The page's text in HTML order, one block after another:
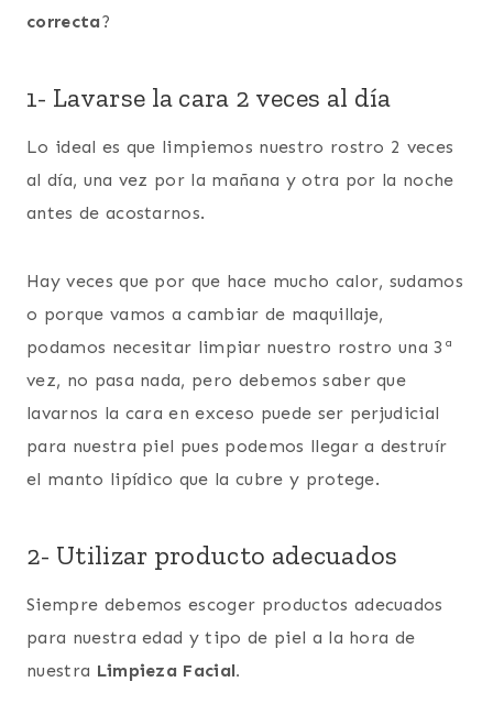
correcta?
1- Lavarse la cara 2 veces al día
Lo ideal es que limpiemos nuestro rostro 2 veces
al día, una vez por la mañana y otra por la noche
antes de acostarnos.
Hay veces que por que hace mucho calor, sudamos
o porque vamos a cambiar de maquillaje,
podamos necesitar limpiar nuestro rostro una 3ª
vez, no pasa nada, pero debemos saber que
lavarnos la cara en exceso puede ser perjudicial
para nuestra piel pues podemos llegar a destruír
el manto lipídico que la cubre y protege.
2- Utilizar producto adecuados
Siempre debemos escoger productos adecuados
para nuestra edad y tipo de piel a la hora de
nuestra Limpieza Facial.